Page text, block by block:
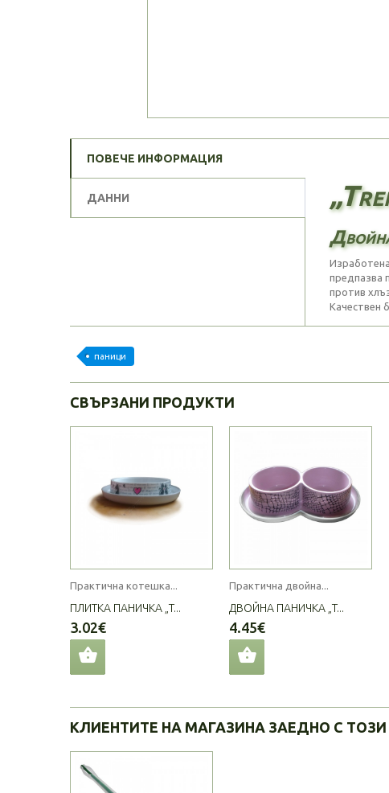
ПОВЕЧЕ ИНФОРМАЦИЯ
ДАННИ
предпазва
против
Качествен
паници
СВЪРЗАНИ ПРОДУКТИ
Практична котешка...
ПЛИТКА ПАНИЧКА „T...
3.02€
Практична двойна...
ДВОЙНА ПАНИЧКА „T...
4.45€
КЛИЕНТИТЕ НА МАГАЗИНА ЗАЕДНО С